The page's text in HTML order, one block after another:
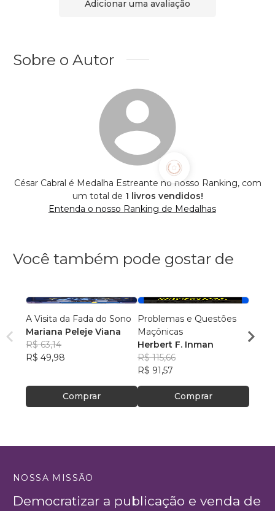
Adicionar uma avaliação
Sobre o Autor
César Cabral é Medalha Estreante no nosso Ranking, com
um total de 1 livros vendidos!
Entenda o nosso Ranking de Medalhas
Você também pode gostar de
A Visita da Fada do Sono
Mariana Peleje Viana
R$ 63,14
R$ 49,98
Comprar
Problemas e Questões
Maçônicas
Herbert F. Inman
R$ 115,66
R$ 91,57
Comprar
NOSSA MISSÃO
Democratizar a publicação e venda de